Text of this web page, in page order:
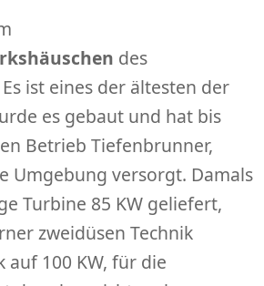
des
ist eines der ältesten der
es gebaut und hat bis
Betrieb Tiefenbrunner,
Umgebung versorgt. Damals
Turbine 85 KW geliefert,
zweidüsen Technik
auf 100 KW, für die